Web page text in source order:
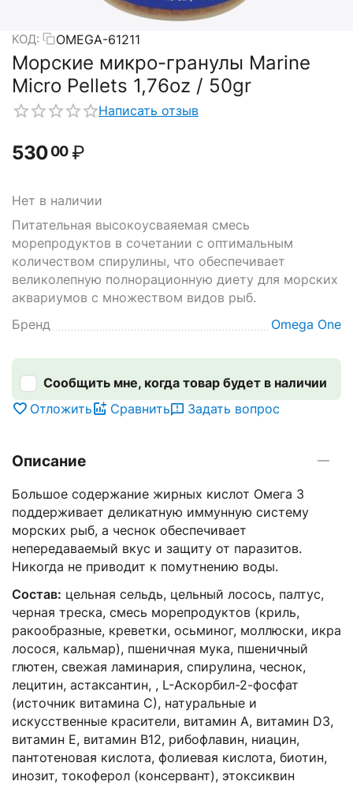
КОД: OMEGA-61211
Морские микро-гранулы Marine
Micro Pellets 1,76oz / 50gr
Написать отзыв
53000 ₽
Нет в наличии
Питательная высокоусваяемая смесь
морепродуктов в сочетании с оптимальным
количеством спирулины, что обеспечивает
великолепную полнорационную диету для морских
аквариумов с множеством видов рыб.
Бренд
Omega One
Сообщить мне, когда товар будет в наличии
Отложить
Сравнить Задать вопрос
Описание
Большое содержание жирных кислот Омега 3
поддерживает деликатную иммунную систему
морских рыб, а чеснок обеспечивает
непередаваемый вкус и защиту от паразитов.
Никогда не приводит к помутнению воды.
Состав: цельная сельдь, цельный лосось, палтус,
черная треска, смесь морепродуктов (криль,
ракообразные, креветки, осьминог, моллюски, икра
лосося, кальмар), пшеничная мука, пшеничный
глютен, свежая ламинария, спирулина, чеснок,
лецитин, астаксантин, , L-Аскорбил-2-фосфат
(источник витамина С), натуральные и
искусственные красители, витамин А, витамин D3,
витамин Е, витамин В12, рибофлавин, ниацин,
пантотеновая кислота, фолиевая кислота, биотин,
инозит, токоферол (консервант), этоксиквин